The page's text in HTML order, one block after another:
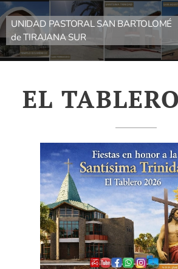
UNIDAD PASTORAL SAN BARTOLOMÉ
de TIRAJANA SUR
EL